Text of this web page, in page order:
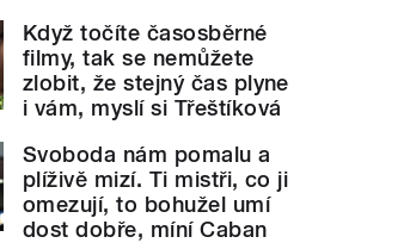
Když točíte časosběrné
filmy, tak se nemůžete
zlobit, že stejný čas plyne
i vám, myslí si Třeštíková
Svoboda nám pomalu a
plíživě mizí. Ti mistři, co ji
omezují, to bohužel umí
dost dobře, míní Caban